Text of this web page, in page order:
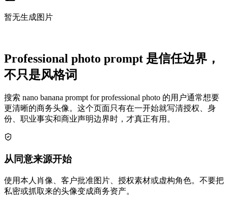
暂无生成图片
Professional photo prompt 是信任边界，
不只是风格词
搜索 nano banana prompt for professional photo 的用户通常想要
更清晰的商务头像。这个页面只有在一开始就写清授权、身
份、职业事实和商业声明边界时，才真正有用。
从同意来源开始
使用本人肖像、客户批准图片、授权素材或虚构角色。不要把
私密或抓取来的头像变成商务资产。